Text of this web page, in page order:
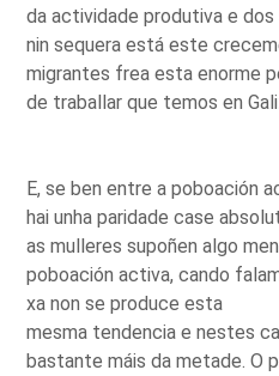
da actividade produtiva e
nin sequera está este
migrantes frea esta enorme
de traballar que temos en
E, se ben entre a poboación
hai unha paridade case
as mulleres supoñen algo
poboación activa, cando
xa non se produce esta
mesma tendencia e nestes
bastante máis da metade. O